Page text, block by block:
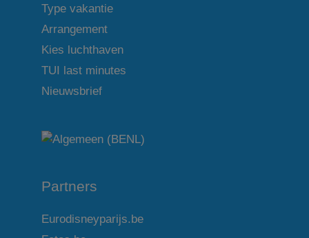
Type vakantie
Arrangement
Kies luchthaven
TUI last minutes
Nieuwsbrief
Partners
Eurodisneyparijs.be